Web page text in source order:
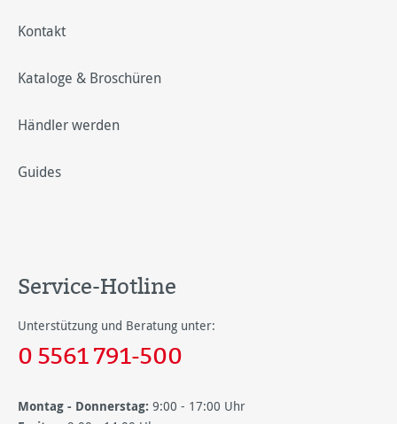
Kontakt
Kataloge & Broschüren
Händler werden
Guides
Service-Hotline
Unterstützung und Beratung unter:
0 5561 791-500
Montag - Donnerstag: 9:00 - 17:00 Uhr